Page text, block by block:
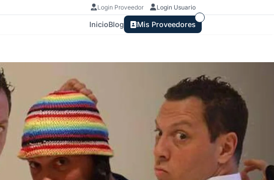
Login Proveedor Login Usuario
InicioBlog Mis Proveedores